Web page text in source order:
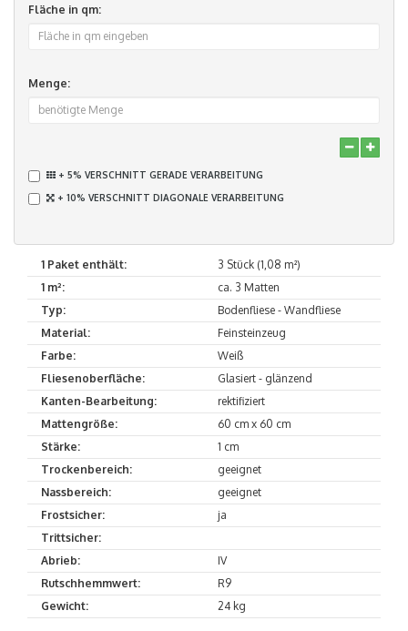
Fläche in qm:
Menge:
+ 5% VERSCHNITT GERADE VERARBEITUNG
+ 10% VERSCHNITT DIAGONALE VERARBEITUNG
1 Paket enthält:
3 Stück (1,08 m²)
1 m²:
ca. 3 Matten
Typ:
Bodenfliese - Wandfliese
Material:
Feinsteinzeug
Farbe:
Weiß
Fliesenoberfläche:
Glasiert - glänzend
Kanten-Bearbeitung:
rektifiziert
Mattengröße:
60 cm x 60 cm
Stärke:
1 cm
Trockenbereich:
geeignet
Nassbereich:
geeignet
Frostsicher:
ja
Trittsicher:
Abrieb:
IV
Rutschhemmwert:
R9
Gewicht:
24 kg